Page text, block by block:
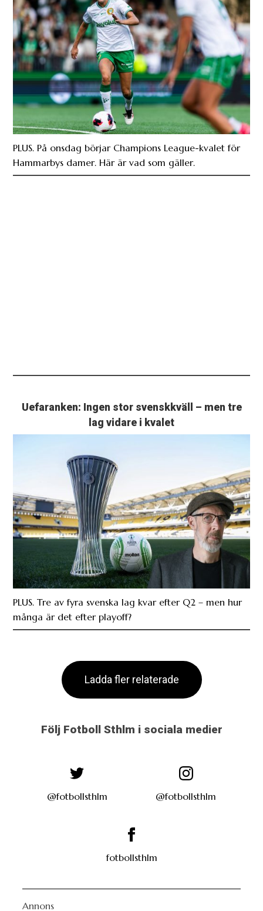
PLUS. På onsdag börjar Champions League-kvalet för
Hammarbys damer. Här är vad som gäller.
Uefaranken: Ingen stor svenskkväll – men tre
lag vidare i kvalet
PLUS. Tre av fyra svenska lag kvar efter Q2 – men hur
många är det efter playoff?
Ladda fler relaterade
Följ Fotboll Sthlm i sociala medier
@fotbollsthlm @fotbollsthlm
fotbollsthlm
Annons